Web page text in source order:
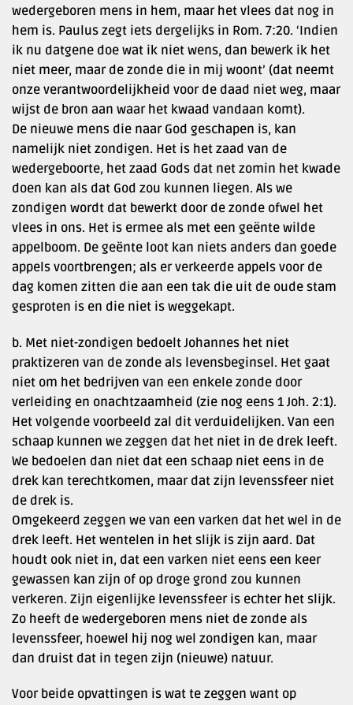
wedergeboren mens in hem, maar het vlees dat nog in
hem is. Paulus zegt iets dergelijks in Rom. 7:20. ‘Indien
ik nu datgene doe wat ik niet wens, dan bewerk ik het
niet meer, maar de zonde die in mij woont’ (dat neemt
onze verantwoordelijkheid voor de daad niet weg, maar
wijst de bron aan waar het kwaad vandaan komt).
De nieuwe mens die naar God geschapen is, kan
namelijk niet zondigen. Het is het zaad van de
wedergeboorte, het zaad Gods dat net zomin het kwade
doen kan als dat God zou kunnen liegen. Als we
zondigen wordt dat bewerkt door de zonde ofwel het
vlees in ons. Het is ermee als met een geënte wilde
appelboom. De geënte loot kan niets anders dan goede
appels voortbrengen; als er verkeerde appels voor de
dag komen zitten die aan een tak die uit de oude stam
gesproten is en die niet is weggekapt.
b. Met niet-zondigen bedoelt Johannes het niet
praktizeren van de zonde als levensbeginsel. Het gaat
niet om het bedrijven van een enkele zonde door
verleiding en onachtzaamheid (zie nog eens 1 Joh. 2:1).
Het volgende voorbeeld zal dit verduidelijken. Van een
schaap kunnen we zeggen dat het niet in de drek leeft.
We bedoelen dan niet dat een schaap niet eens in de
drek kan terechtkomen, maar dat zijn levenssfeer niet
de drek is.
Omgekeerd zeggen we van een varken dat het wel in de
drek leeft. Het wentelen in het slijk is zijn aard. Dat
houdt ook niet in, dat een varken niet eens een keer
gewassen kan zijn of op droge grond zou kunnen
verkeren. Zijn eigenlijke levenssfeer is echter het slijk.
Zo heeft de wedergeboren mens niet de zonde als
levenssfeer, hoewel hij nog wel zondigen kan, maar
dan druist dat in tegen zijn (nieuwe) natuur.
Voor beide opvattingen is wat te zeggen want op